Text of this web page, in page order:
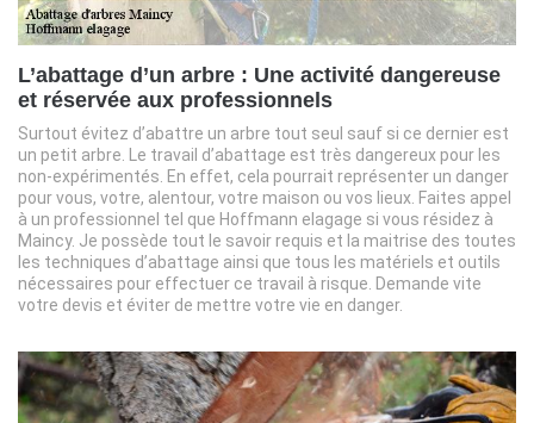
L’abattage d’un arbre : Une activité dangereuse
et réservée aux professionnels
Surtout évitez d’abattre un arbre tout seul sauf si ce dernier est
un petit arbre. Le travail d’abattage est très dangereux pour les
non-expérimentés. En effet, cela pourrait représenter un danger
pour vous, votre, alentour, votre maison ou vos lieux. Faites appel
à un professionnel tel que Hoffmann elagage si vous résidez à
Maincy. Je possède tout le savoir requis et la maitrise des toutes
les techniques d’abattage ainsi que tous les matériels et outils
nécessaires pour effectuer ce travail à risque. Demande vite
votre devis et éviter de mettre votre vie en danger.